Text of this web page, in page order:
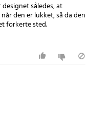
således, at
den er lukket, så da den
forkerte sted.